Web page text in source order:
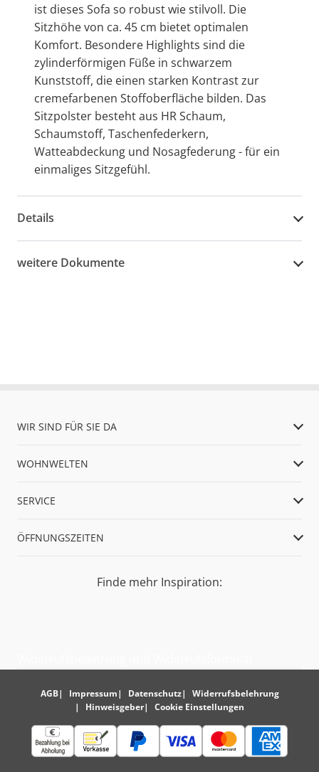
ist dieses Sofa so robust wie stilvoll. Die
Sitzhöhe von ca. 45 cm bietet optimalen
Komfort. Besondere Highlights sind die
zylinderförmigen Füße in schwarzem
Kunststoff, die einen starken Kontrast zur
cremefarbenen Stoffoberfläche bilden. Das
Sitzpolster besteht aus HR Schaum,
Schaumstoff, Taschenfederkern,
Watteabdeckung und Nosagfederung - für ein
einmaliges Sitzgefühl.
Details
weitere Dokumente
WIR SIND FÜR SIE DA
WOHNWELTEN
SERVICE
ÖFFNUNGSZEITEN
Finde mehr Inspiration:
AGB Impressum Datenschutz
Widerrufsbelehrung
Hinweisgeber
Cookie Einstellungen